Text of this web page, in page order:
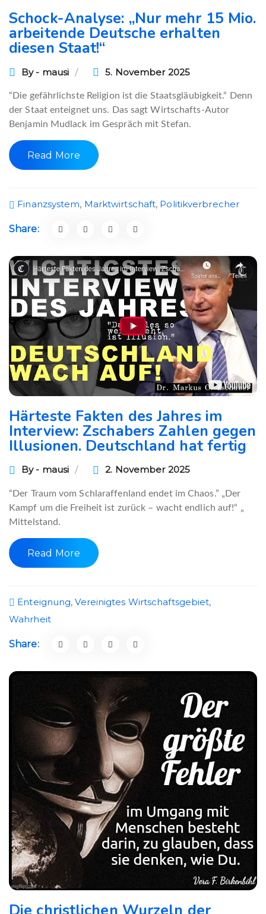
Schock-Analyse: „Nur mehr 15 Mio.
arbeitende Deutsche erhalten
diesen Staat!“
By - mausi 5. November 2025
“Die gefährlichste Religion ist die Staatsgläubigkeit.“ Denn
der Staat enteignet uns. Das sagt Wirtschafts-Autor
Benjamin Mudlack im Gespräch mit Stefan.
Read More
Finanzsystem, Marktwirtschaft, Politikverbrecher
Share:
Härteste Fakten des Jahres im
Interview: Zschabers Zahlen gegen
Illusionen. Deutschland hat fertig
By - mausi 2. November 2025
“Der Traum vom Schlaraffenland endet im Chaos.” „Der
Kampf um die Freiheit ist zurück – wacht endlich auf!“ „
Mittelstand.
Read More
Enteignung,Vereinigtes Wirtschaftsgebiet,
Wahrheit
Share: